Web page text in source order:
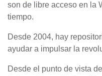
son de libre acceso en la
tiempo.
Desde 2004, hay
ayudar a impulsar la
Desde el punto de vista